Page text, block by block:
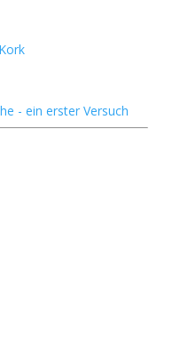
- ein erster Versuch